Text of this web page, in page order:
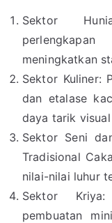
Sektor
meningkatkan
Sektor Kuliner:
dan etalase
daya tarik
Sektor Seni
Tradisional
nilai-nilai luhur
Sektor
pembuatan